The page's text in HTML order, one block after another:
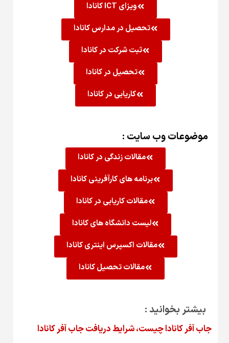
ویزای ICT کانادا
تحصیل در مدارس کانادا
ثبت شرکت در کانادا
تحصیل در کانادا
کاریابی در کانادا
موضوعات وب سایت :
مقالات زندگی در کانادا
برنامه های کارآفرینی کانادا
مقالات کاریابی در کانادا
لیست دانشگاه های کانادا
مقالات اکسپرس اینتری کانادا
مقالات تحصیل کانادا
بیشتر بخوانید :
جاب آفر کانادا چیست، شرایط دریافت جاب آفر کانادا